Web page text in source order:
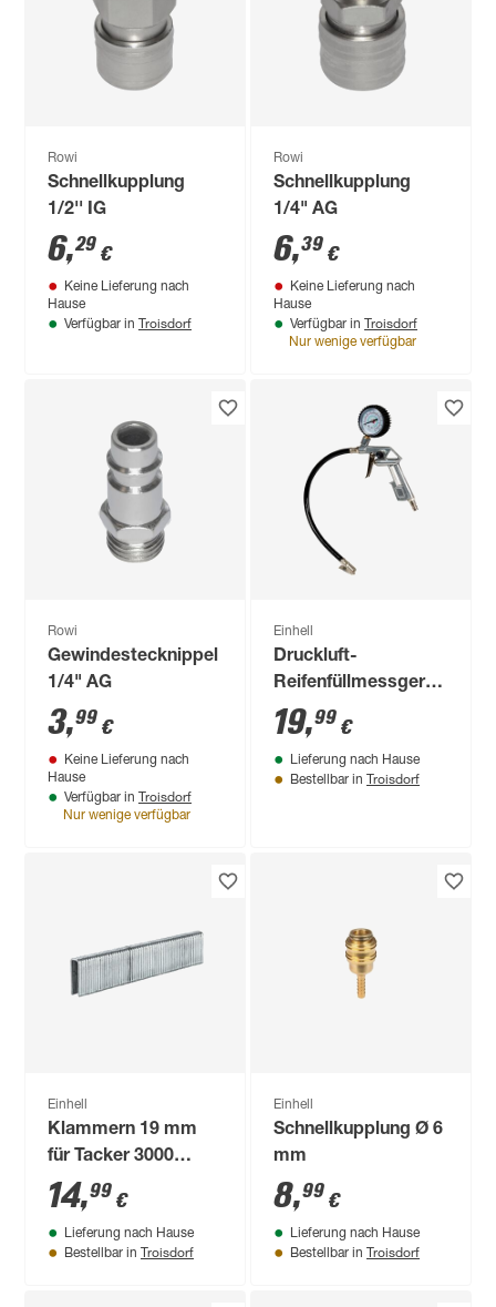
Rowi
Schnellkupplung
1/2'' IG
6,29 €
Keine Lieferung nach
Hause
Verfügbar in Troisdorf
Rowi
Schnellkupplung
1/4" AG
6,39 €
Keine Lieferung nach
Hause
Verfügbar in Troisdorf
Nur wenige verfügbar
Rowi
Gewindestecknippel
1/4" AG
3,99 €
Keine Lieferung nach
Hause
Verfügbar in Troisdorf
Nur wenige verfügbar
Einhell
Druckluft-
Reifenfüllmessgerät
8 bar
19,99 €
Lieferung nach Hause
Bestellbar in Troisdorf
Einhell
Klammern 19 mm
für Tacker 3000
Stück
14,99 €
Lieferung nach Hause
Bestellbar in Troisdorf
Einhell
Schnellkupplung Ø 6
mm
8,99 €
Lieferung nach Hause
Bestellbar in Troisdorf